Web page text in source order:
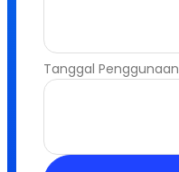
Tanggal Penggunaan